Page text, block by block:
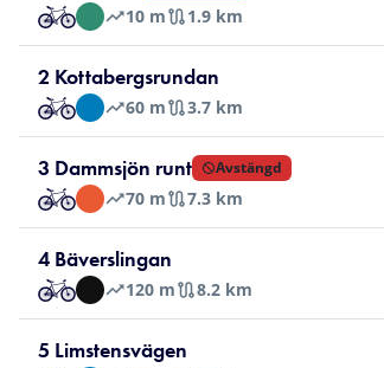
10 m 1.9 km
2 Kottabergsrundan
60 m 3.7 km
3 Dammsjön runt Avstängd
70 m 7.3 km
4 Bäverslingan
120 m 8.2 km
5 Limstensvägen